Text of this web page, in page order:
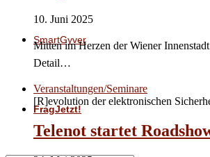
SmartGyver
FragJetzt!
10. Juni 2025
Mitten im Herzen der Wiener
Detail…
Veranstaltungen/Seminare
[R]evolution der elektronischen
Telenot startet